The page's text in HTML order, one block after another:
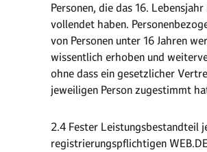
Personen, die das 16.
vollendet haben.
von Personen unter 16 Jahren
wissentlich erhoben und
ohne dass ein gesetzlicher
jeweiligen Person zugestimmt
2.4 Fester Leistungsbestandteil
registrierungspflichtigen